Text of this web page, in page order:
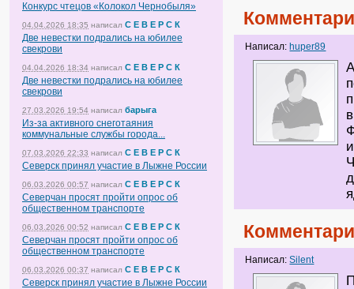
Конкурс чтецов «Колокол Чернобыля»
04.04.2026 18:35 написал С Е В Е Р С К
Две невестки подрались на юбилее
свекрови
04.04.2026 18:34 написал С Е В Е Р С К
Две невестки подрались на юбилее
свекрови
27.03.2026 19:54 написал барыга
Из-за активного снеготаяния
коммунальные службы города...
07.03.2026 22:33 написал С Е В Е Р С К
Северск принял участие в Лыжне России
06.03.2026 00:57 написал С Е В Е Р С К
Северчан просят пройти опрос об
общественном транспорте
06.03.2026 00:52 написал С Е В Е Р С К
Северчан просят пройти опрос об
общественном транспорте
06.03.2026 00:37 написал С Е В Е Р С К
Северск принял участие в Лыжне России
Написал: huper89
Написал:Silent